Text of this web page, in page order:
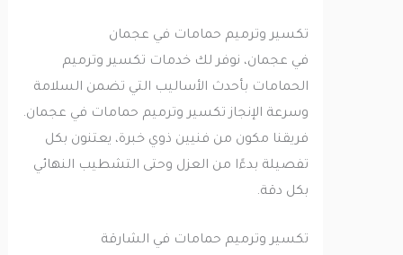
تكسير وترميم حمامات في عجمان
في عجمان، نوفر لك خدمات تكسير وترميم
الحمامات بأحدث الأساليب التي تضمن السلامة
وسرعة الإنجاز تكسير وترميم حمامات في عجمان.
فريقنا مكون من فنيين ذوي خبرة، يعتنون بكل
تفصيلة بدءًا من العزل وحتى التشطيب النهائي
بكل دقة.
تكسير وترميم حمامات في الشارقة